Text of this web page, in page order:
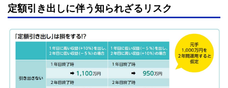
定額引き出しに伴う知られざるリスク